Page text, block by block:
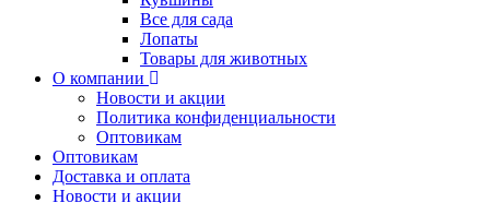
Все для сада
Лопаты
Товары для животных
О компании
Новости и акции
Политика конфиденциальности
Оптовикам
Оптовикам
Доставка и оплата
Новости и акции